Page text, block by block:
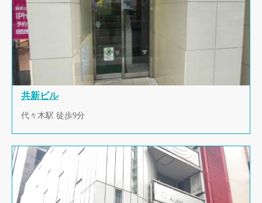
共新ビル
代々木駅 徒歩9分